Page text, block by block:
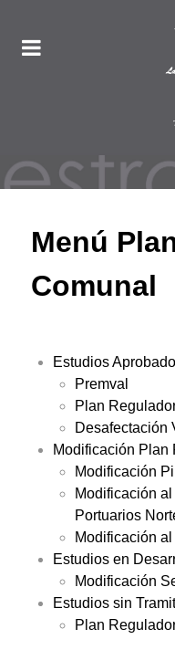
Menú
Comunal
Estudios
Premval
Plan
Desafectación
Modificación Plan
Modificación
Modificación
Portuarios
Modificación
Estudios en
Modificación
Estudios sin
Plan